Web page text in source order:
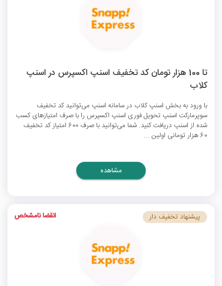
تا 100 هزار تومان کد تخفیف اسنپ اکسپرس در اسنپ
کلاب
با ورود به بخش اسنپ کلاب در سامانه اسنپ می‌توانیدکد تخفیف
سوپرمارکت اسنپ تحویل فوری اسنپ اکسپرس را با صرف امتیازهای کسب
شده از اسنپ دریافت کنید. شما می‌توانید با صرف 600 امتیاز کد تخفیف
60 هزار تومانی اولین ...
مشاهده
پیشنهاد تخفیف دار انقضا نامشخص